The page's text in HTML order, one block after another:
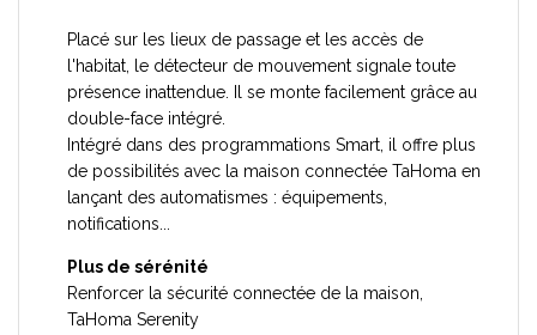
Placé sur les lieux de passage et les accès de
l'habitat, le détecteur de mouvement signale toute
présence inattendue. Il se monte facilement grâce au
double-face intégré.
Intégré dans des programmations Smart, il offre plus
de possibilités avec la maison connectée TaHoma en
lançant des automatismes : équipements,
notifications...
Plus de sérénité
Renforcer la sécurité connectée de la maison,
TaHoma Serenity